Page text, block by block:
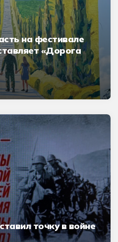
на фестивале
«Дорога
точку в войне